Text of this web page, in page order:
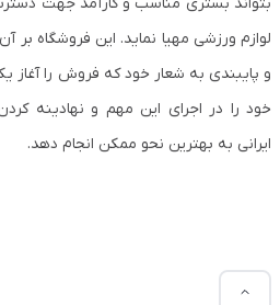
لوازم ورزشی مهیا نماید. این فروشگاه بر
و پایبندی به شعار خود که فروش را آغاز
خود را در اجرای این مهم و نهادینه
ایرانی به بهترین نحو ممکن انجام دهد.